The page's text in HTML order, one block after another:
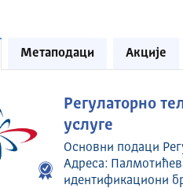
Метаподаци Акције
Регулаторно
услуге
Основни подаци
Адреса:
идентификациони